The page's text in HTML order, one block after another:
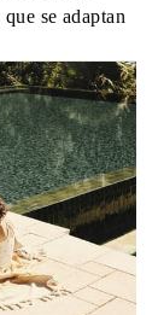
se adaptan